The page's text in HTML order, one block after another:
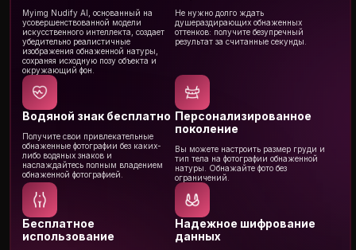
Myimg Nudify AI, основанный на
усовершенствованной модели
искусственного интеллекта, создает
убедительно реалистичные
изображения обнаженной натуры,
сохраняя исходную позу объекта и
окружающий фон.
Не нужно долго ждать
душераздирающих обнаженных
оттенков: получите безупречный
результат за считанные секунды.
Водяной знак бесплатно
Получите свои привлекательные
обнаженные фотографии без каких-
либо водяных знаков и
наслаждайтесь полным владением
обнаженной фотографией.
Персонализированное
поколение
Вы можете настроить размер груди и
тип тела на фотографии обнаженной
натуры. Обнажайте фото без
ограничений.
Бесплатное
использование
Надежное шифрование
данных